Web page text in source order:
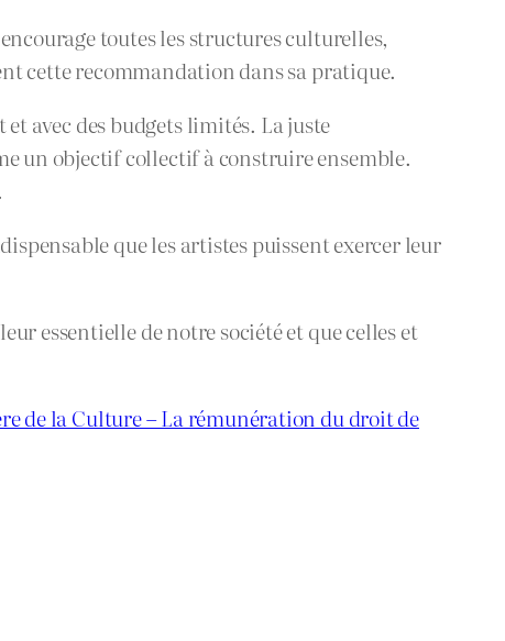
toutes les structures culturelles,
cette recommandation dans sa pratique.
avec des budgets limités. La juste
un objectif collectif à construire ensemble.
que les artistes puissent exercer leur
essentielle de notre société et que celles et
de la Culture – La rémunération du droit de